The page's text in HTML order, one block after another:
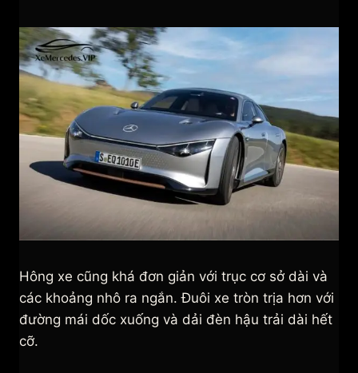
Hông xe cũng khá đơn giản với trục cơ sở dài và
các khoảng nhô ra ngắn. Đuôi xe tròn trịa hơn với
đường mái dốc xuống và dải đèn hậu trải dài hết
cỡ.